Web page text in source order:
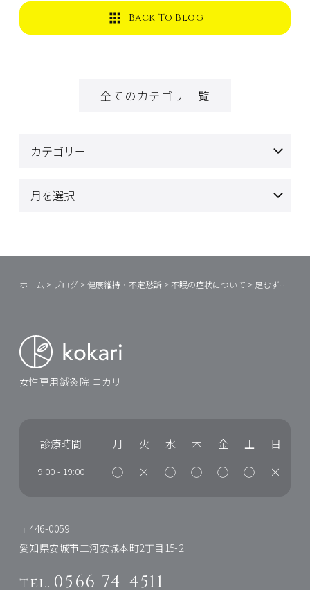
Back To Blog
全てのカテゴリ一覧
ホーム > ブログ >健康維持・不定愁訴 > 不眠の症状について > 足むずむず・・眠れない・・時は？
女性専用鍼灸院 コカリ
診療時間 月 火 水 木 金 土 日
9:00 - 19:00 ◯ × ◯ ◯ ◯ ◯ ×
〒446-0059
愛知県安城市三河安城本町2丁目15-2
tel. 0566-74-4511